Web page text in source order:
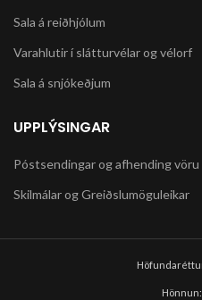
Sala á reiðhjólum
Varahlutir í slátturvélar og vélorf
Sala á snjókeðjum
UPPLÝSINGAR
Póstsendingar og afhending vöru
Skilmálar og Greiðslumöguleikar
Hönnun: